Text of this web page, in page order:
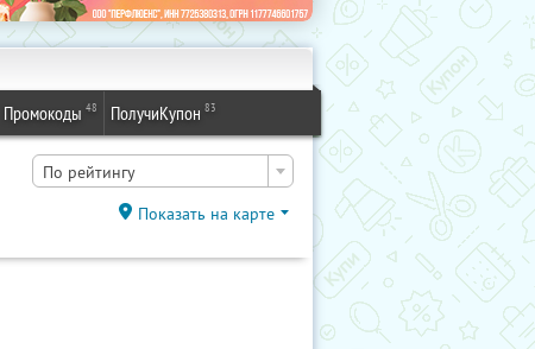
Промокоды 48 ПолучиКупон 83
По рейтингу
Показать на карте